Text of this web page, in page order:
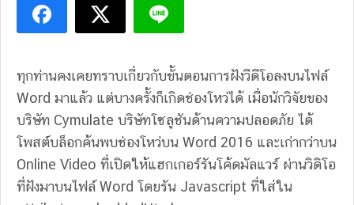
ทุกท่านคงเคยทราบเกี่ยวกับขั้นตอนการฝังวีดีโอลงบนไฟล์
Word มาแล้ว แต่บางครั้งก็เกิดช่องโหว่ได้ เมื่อนักวิจัยของ
บริษัท Cymulate บริษัทโซลูชันด้านความปลอดภัย ได้
โพสต์บล็อกค้นพบช่องโหว่บน Word 2016 และเก่ากว่าบน
Online Video ที่เปิดให้แฮกเกอร์รันโค้ดมัลแวร์ ผ่านวิดิโอ
ที่ฝังมาบนไฟล์ Word โดยรัน Javascript ที่ใส่ใน